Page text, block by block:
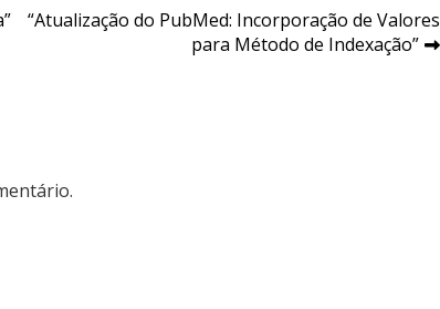
“Atualização do PubMed: Incorporação de Valores
para Método de Indexação”